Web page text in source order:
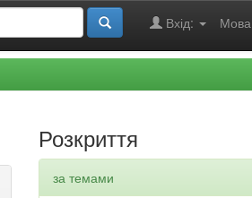
Мова
Вхід:
Розкриття
за темами